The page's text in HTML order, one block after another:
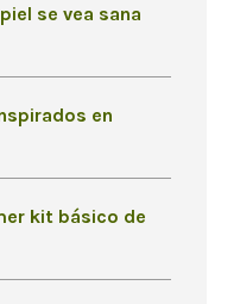
se vea sana
en
kit básico de